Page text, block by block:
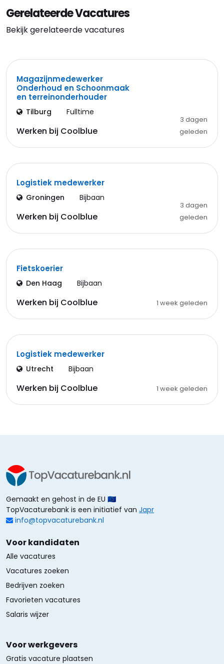
Gerelateerde Vacatures
Bekijk gerelateerde vacatures
Magazijnmedewerker
Onderhoud en Schoonmaak
en terreinonderhouder
Tilburg Fulltime
Werken bij Coolblue
3 dagen
geleden
Logistiek medewerker
Groningen Bijbaan
Werken bij Coolblue
3 dagen
geleden
Fietskoerier
Den Haag Bijbaan
Werken bij Coolblue 1 week geleden
Logistiek medewerker
Utrecht Bijbaan
Werken bij Coolblue 1 week geleden
Gemaakt en gehost in de EU 🇪🇺
TopVacaturebank is een initiatief van Japr
info@topvacaturebank.nl
Voor kandidaten
Alle vacatures
Vacatures zoeken
Bedrijven zoeken
Favorieten vacatures
Salaris wijzer
Voor werkgevers
Gratis vacature plaatsen